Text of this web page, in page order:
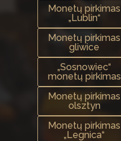
Monetų pirkimas
„Lublin“
Monetų pirkimas
gliwice
„Sosnowiec“
monetų pirkimas
Monetų pirkimas
olsztyn
Monetų pirkimas
„Legnica“